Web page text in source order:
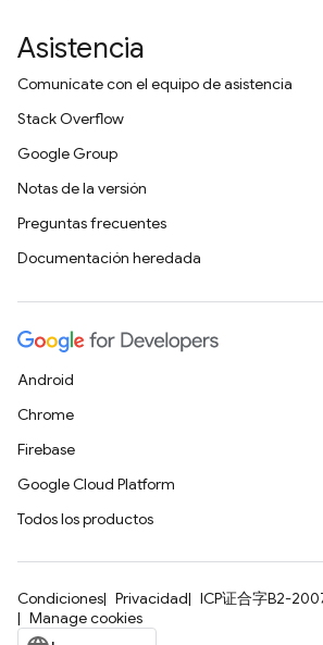
Asistencia
Comunícate con el equipo de asistencia
Stack Overflow
Google Group
Notas de la versión
Preguntas frecuentes
Documentación heredada
Android
Chrome
Firebase
Google Cloud Platform
Todos los productos
Condiciones Privacidad
ICP证合字B2-
Manage cookies